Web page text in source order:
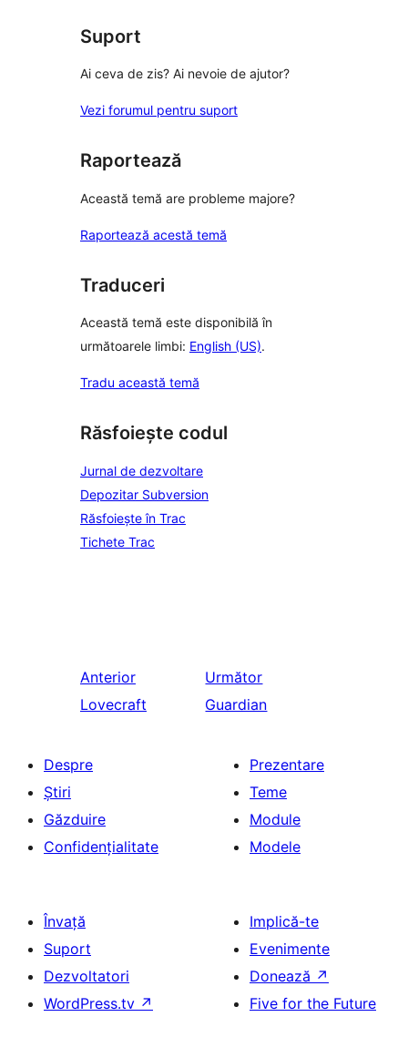
Suport
Ai ceva de zis? Ai nevoie de ajutor?
Vezi forumul pentru suport
Raportează
Această temă are probleme majore?
Raportează acestă temă
Traduceri
Această temă este disponibilă în
următoarele limbi: English (US).
Tradu această temă
Răsfoiește codul
Jurnal de dezvoltare
Depozitar Subversion
Răsfoiește în Trac
Tichete Trac
Anterior
Lovecraft
Următor
Guardian
Despre
Știri
Găzduire
Confidențialitate
Prezentare
Teme
Module
Modele
Învață
Suport
Dezvoltatori
WordPress.tv ↗
Implică-te
Evenimente
Donează ↗
Five for the Future